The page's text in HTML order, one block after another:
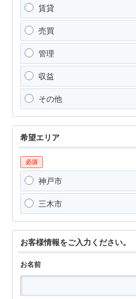
賃貸
売買
管理
収益
その他
希望エリア
必須
神戸市
三木市
お客様情報をご入力ください。
お名前